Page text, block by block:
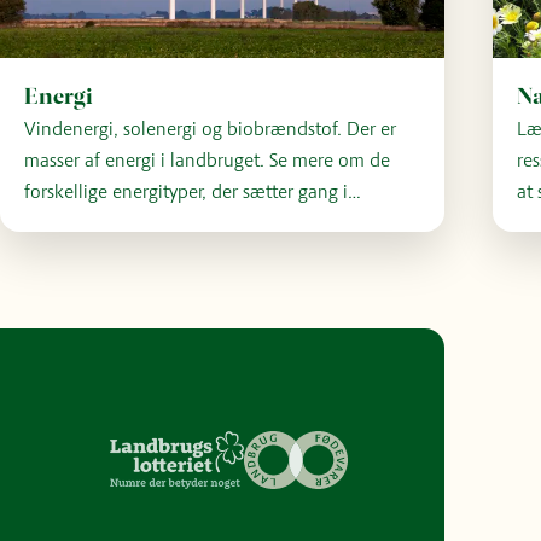
Energi
Vindenergi, solenergi og biobrændstof. Der er
masser af energi i landbruget. Se mere om de
forskellige energityper, der sætter gang i
at